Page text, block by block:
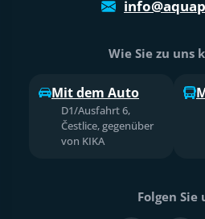
Wie Sie zu uns
Mit dem Auto
D1/Ausfahrt 6,
Čestlice, gegenüber
von KIKA
Folgen Sie